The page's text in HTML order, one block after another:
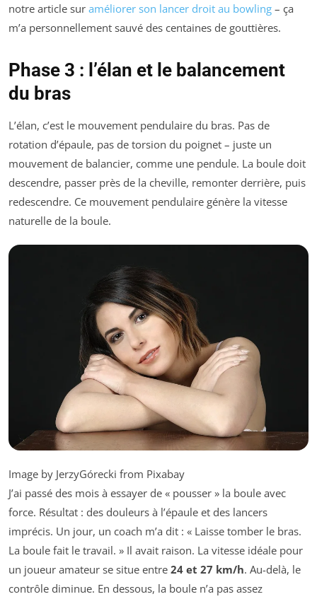
notre article sur améliorer son lancer droit au bowling – ça
m’a personnellement sauvé des centaines de gouttières.
Phase 3 : l’élan et le balancement
du bras
L’élan, c’est le mouvement pendulaire du bras. Pas de
rotation d’épaule, pas de torsion du poignet – juste un
mouvement de balancier, comme une pendule. La boule doit
descendre, passer près de la cheville, remonter derrière, puis
redescendre. Ce mouvement pendulaire génère la vitesse
naturelle de la boule.
Image by JerzyGórecki from Pixabay
J’ai passé des mois à essayer de « pousser » la boule avec
force. Résultat : des douleurs à l’épaule et des lancers
imprécis. Un jour, un coach m’a dit : « Laisse tomber le bras.
La boule fait le travail. » Il avait raison. La vitesse idéale pour
un joueur amateur se situe entre 24 et 27 km/h. Au-delà, le
contrôle diminue. En dessous, la boule n’a pas assez